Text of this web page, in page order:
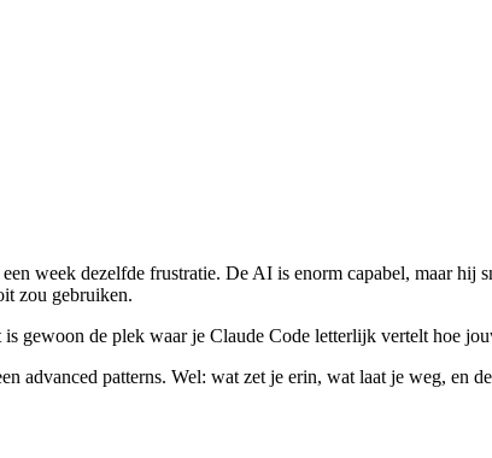
week dezelfde frustratie. De AI is enorm capabel, maar
zou gebruiken.
is gewoon de plek waar je Claude Code letterlijk vertelt hoe
advanced patterns. Wel: wat zet je erin, wat laat je weg, en